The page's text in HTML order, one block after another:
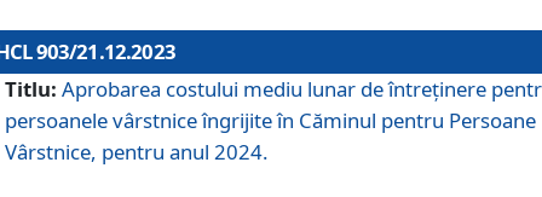
903/21.12.2023
Titlu: Aprobarea costului mediu lunar de întreţinere
persoanele vârstnice îngrijite în Căminul pentru Persoane
Vârstnice, pentru anul 2024.